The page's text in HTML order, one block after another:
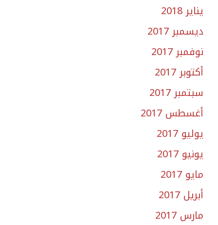
يناير 2018
ديسمبر 2017
نوفمبر 2017
أكتوبر 2017
سبتمبر 2017
أغسطس 2017
يوليو 2017
يونيو 2017
مايو 2017
أبريل 2017
مارس 2017